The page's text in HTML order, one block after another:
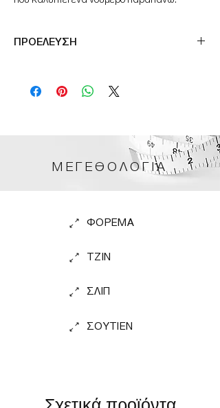
ΠΡΟΕΛΕΥΣΗ
ΜΕΓΕΘΟΛΟΓΙΑ
ΦΟΡΕΜΑ
TZIN
ΣΛΙΠ
ΣΟΥΤΙΕΝ